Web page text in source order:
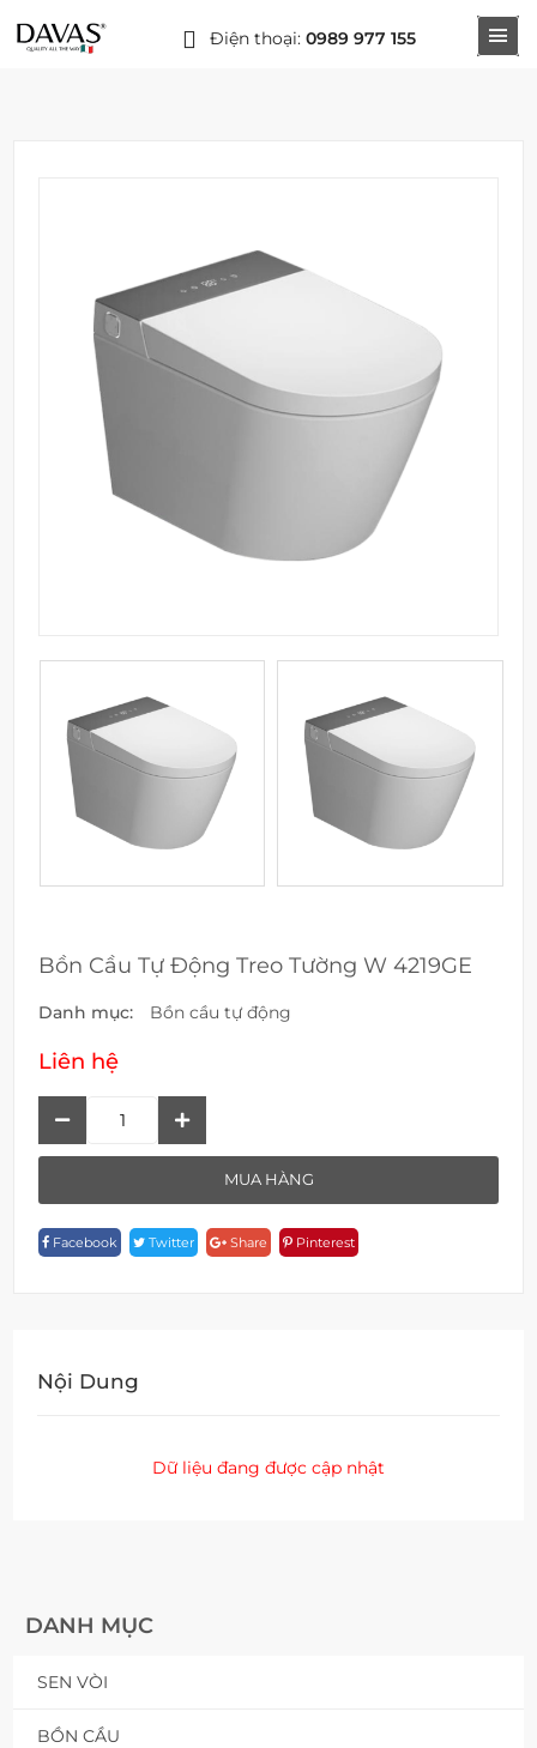
Điện thoại: 0989 977 155
DANH MỤC
SEN VÒI
BỒN CẦU
Bồn Cầu Tự Động Treo Tường W 4219GE
Danh mục: Bồn cầu tự động
Liên hệ
Treo
Tường
MUA HÀNG
Facebook Twitter Share Pinterest
Nội Dung
Dữ liệu đang được cập nhật